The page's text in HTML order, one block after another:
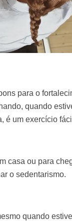
para o
quando
é um exercício
casa ou para
o sedentarismo.
quando